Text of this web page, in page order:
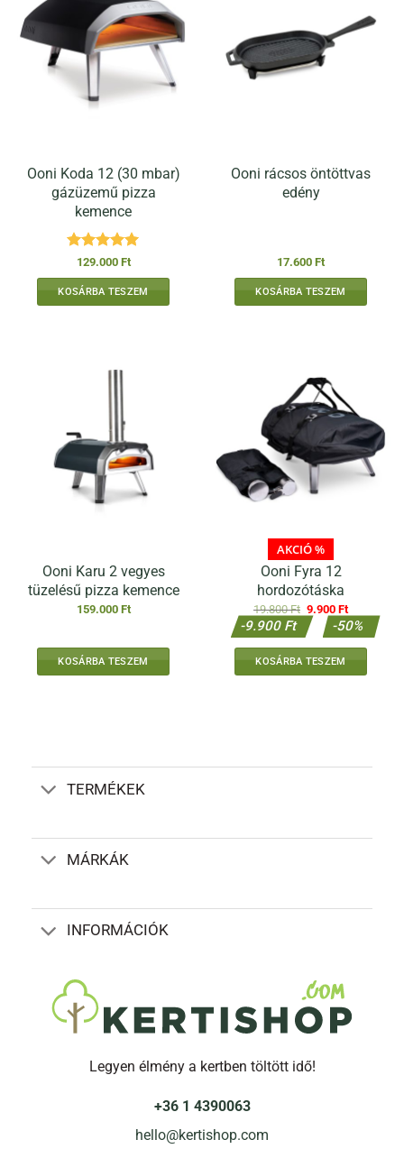
Ooni Koda 12 (30 mbar)
gázüzemű pizza
kemence
Értékelés:5
/ 5
129.000 Ft
KOSÁRBA TESZEM
Ooni rácsos öntöttvas
edény
17.600 Ft
KOSÁRBA TESZEM
Ooni Karu 2 vegyes
tüzelésű pizza kemence
159.000 Ft
KOSÁRBA TESZEM
AKCIÓ %
Ooni Fyra 12
hordozótáska
19.800Ft Original
price
was:
9.900 FtCurrent
price
is:
-9.900 Ft -50%
KOSÁRBA TESZEM
TERMÉKEK
MÁRKÁK
INFORMÁCIÓK
Legyen élmény a kertben töltött idő!
+36 1 4390063
hello@kertishop.com